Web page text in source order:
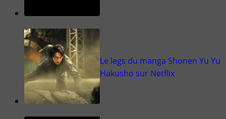
Le legs du manga Shonen Yu Yu
Hakusho sur Netflix